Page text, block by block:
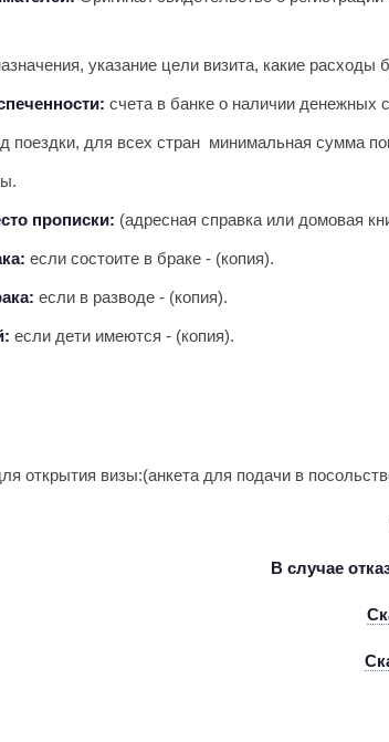
указание цели визита, какие расходы
счета в банке о наличии денежных
поездки, для всех стран минимальная сумма
прописки: (адресная справка или домовая
если состоите в браке - (копия).
если в разводе - (копия).
если дети имеются - (копия).
открытия визы:(анкета для подачи в
В случае